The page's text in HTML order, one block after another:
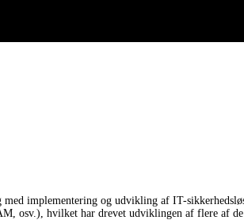
implementering og udvikling af IT-
osv.), hvilket har drevet udviklingen af flere af